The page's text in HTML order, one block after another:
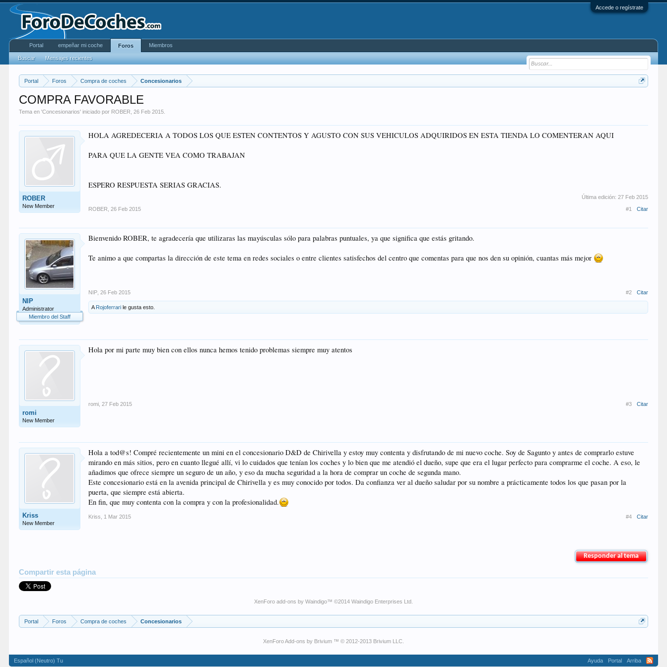
Accede o regístrate
Portal Foros Compra de coches Concesionarios
COMPRA FAVORABLE
Tema en 'Concesionarios' iniciado por ROBER ,26 Feb 2015
ROBER
New Member
HOLA AGREDECERIA A TODOS LOS QUE ESTEN CONTENTOS Y AGUSTO CON SUS VEHICULOS ADQUIRIDOS EN ESTA TIENDA LO COMENTERAN AQUI
PARA QUE LA GENTE VEA COMO TRABAJAN
ESPERO RESPUESTA SERIAS GRACIAS.
Última edición: 27 Feb 2015
ROBER
26 Feb 2015 #1 Citar
NIP
Administrator
Miembro del Staff
Bienvenido ROBER, te agradecería que utilizaras las mayúsculas sólo para palabras puntuales, ya que significa que estás gritando.
Te animo a que compartas la dirección de este tema en redes sociales o entre clientes satisfechos del centro que comentas para que nos den su opinión, cuantas más mejor
NIP 26 Feb 2015 #2 Citar
A Rojoferrari le gusta esto.
romi
New Member
Hola por mi parte muy bien con ellos nunca hemos tenido problemas siempre muy atentos
romi 27 Feb 2015 #3 Citar
Kriss
New Member
Hola a tod@s! Compré recientemente un mini en el concesionario D&D de Chirivella y estoy muy contenta y disfrutando de mi nuevo coche. Soy de Sagunto y antes de comprarlo estuve
mirando en más sitios, pero en cuanto llegué allí, vi lo cuidados que tenían los coches y lo bien que me atendió el dueño, supe que era el lugar perfecto para comprarme el coche. A eso, le
añadimos que ofrece siempre un seguro de un año, y eso da mucha seguridad a la hora de comprar un coche de segunda mano.
Este concesionario está en la avenida principal de Chirivella y es muy conocido por todos. Da confianza ver al dueño saludar por su nombre a prácticamente todos los que pasan por la
puerta, que siempre está abierta.
En fin, que muy contenta con la compra y con la profesionalidad.
Kriss 1 Mar 2015 #4 Citar
Responder al tema
Compartir esta página
XenForo add-ons by Waindigo™ ©2014 Waindigo Enterprises Ltd
Portal Foros Compra de coches Concesionarios
XenForo Add-ons by Brivium ™ © 2012-2013 Brivium LLC.
Portal empeñar mi coche Foros
Buscar Mensajes recientes
Miembros
Español (Neutro) Tu Ayuda Portal Arriba